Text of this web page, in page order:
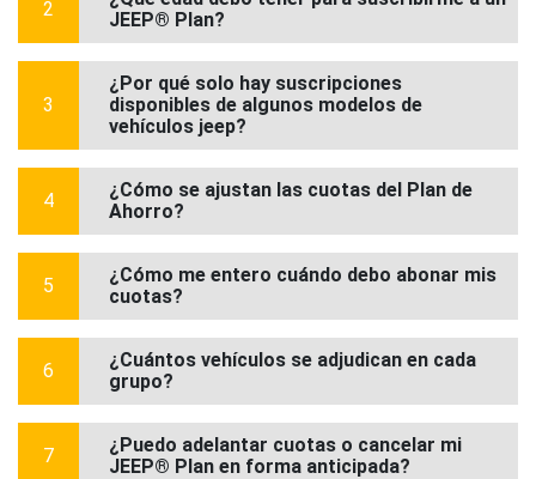
2
JEEP® Plan?
3
¿Por qué solo hay suscripciones
disponibles de algunos modelos de
vehículos jeep?
4
¿Cómo se ajustan las cuotas del Plan de
Ahorro?
5
¿Cómo me entero cuándo debo abonar mis
cuotas?
6
¿Cuántos vehículos se adjudican en cada
grupo?
7
¿Puedo adelantar cuotas o cancelar mi
JEEP® Plan en forma anticipada?